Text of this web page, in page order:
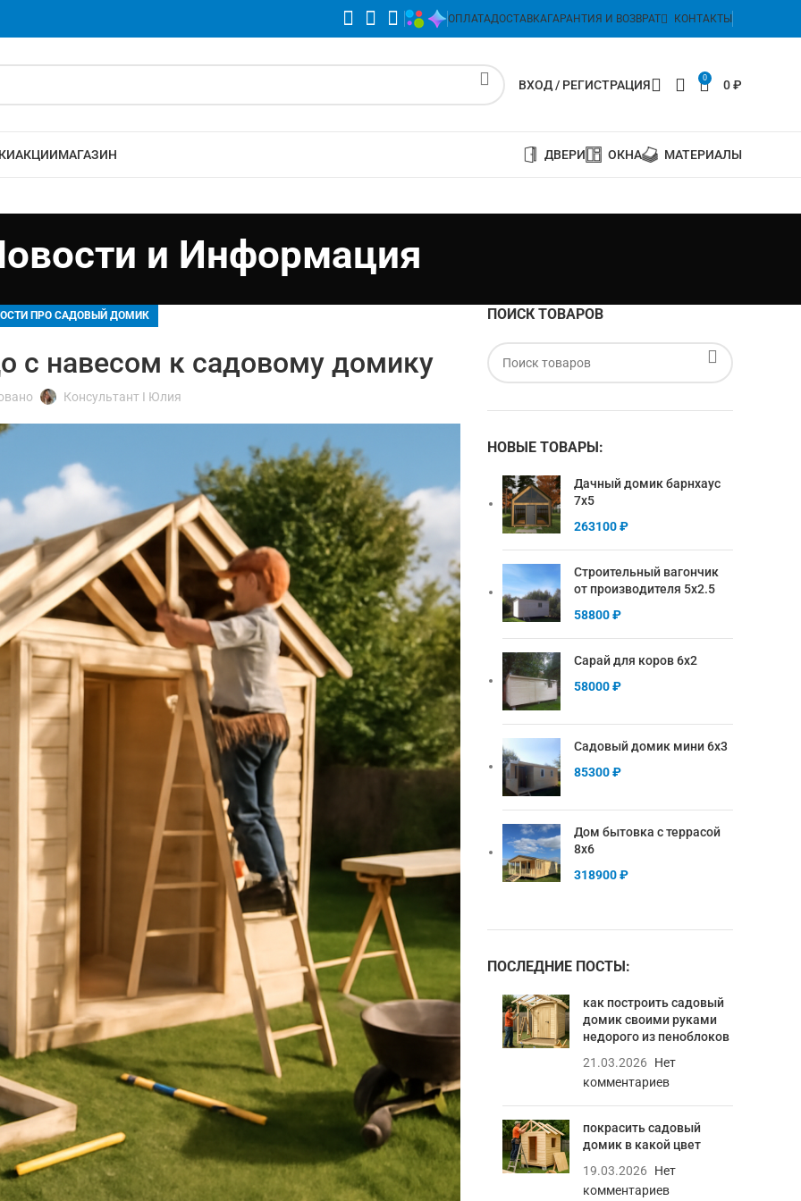
ОПЛАТАДОСТАВКАГАРАНТИЯ И ВОЗВРАТ КОНТАКТЫ
ВХОД / РЕГИСТРАЦИЯ 0 0₽
АКЦИИМАГАЗИН ДВЕРИ ОКНА МАТЕРИАЛЫ
и Информация
ПРО САДОВЫЙ ДОМИК
с навесом к садовому домику
Консультант I Юлия
ПОИСК ТОВАРОВ
НОВЫЕ ТОВАРЫ:
Дачный домик барнхаус
7х5
263100₽
Строительный вагончик
от производителя 5х2.5
58800₽
Сарай для коров 6х2
58000₽
Садовый домик мини 6х3
85300₽
Дом бытовка с террасой
8х6
318900₽
ПОСЛЕДНИЕ ПОСТЫ:
как построить садовый
домик своими руками
недорого из пеноблоков
21.03.2026
Нет
комментариев
покрасить садовый
домик в какой цвет
19.03.2026
Нет
комментариев